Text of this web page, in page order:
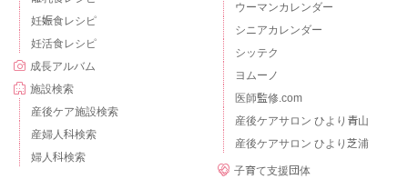
妊娠食レシピ
妊活食レシピ
成長アルバム
施設検索
産後ケア施設検索
産婦人科検索
婦人科検索
ウーマンカレンダー
シニアカレンダー
シッテク
ヨムーノ
医師監修.com
産後ケアサロン ひより青山
産後ケアサロン ひより芝浦
子育て支援団体